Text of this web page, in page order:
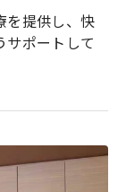
を提供し、快
サポートして